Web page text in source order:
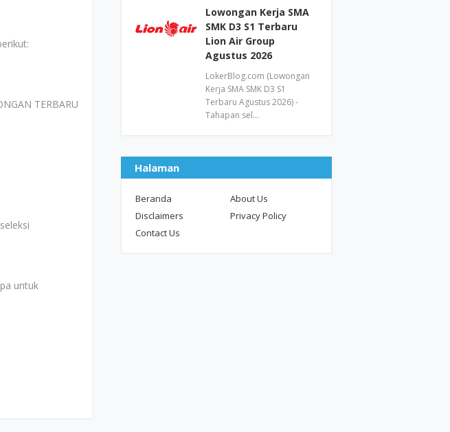
TERBARU
untuk
Lowongan Kerja SMA
SMK D3 S1 Terbaru
Lion Air Group
Agustus 2026
LokerBlog.com (Lowongan
Kerja SMA SMK D3 S1
Terbaru Agustus 2026) -
Tahapan sel…
Halaman
Beranda
About Us
Disclaimers
Privacy Policy
Contact Us